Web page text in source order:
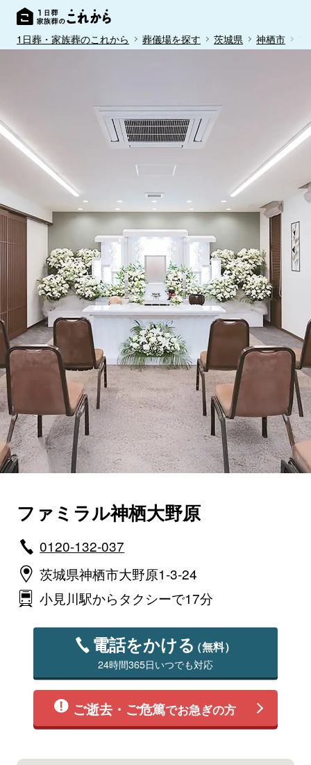
1日葬・家族葬のこれから 葬儀場を探す 茨城県 神栖市
ファミラル神栖大野原
0120-132-037
茨城県神栖市大野原1-3-24
小見川駅からタクシーで17分
電話をかける（無料）
24時間365日いつでも対応
ご逝去・ご危篤でお急ぎの方